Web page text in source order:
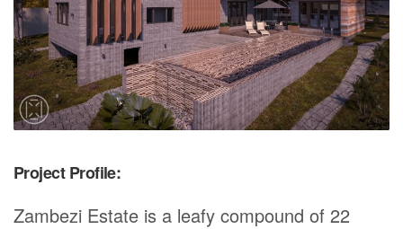
Project Profile:
Zambezi Estate is a leafy compound of 22